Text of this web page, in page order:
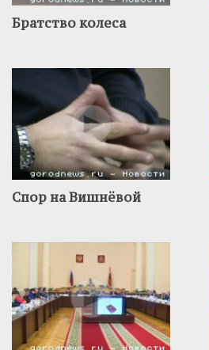
Братство колеса
Спор на Вишнёвой